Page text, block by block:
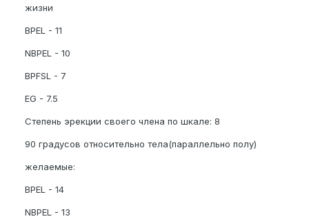
жизни
BPEL - 11
NBPEL - 10
BPFSL - 7
EG - 7.5
Степень эрекции своего члена по шкале: 8
90 градусов относительно тела(параллельно полу)
желаемые:
BPEL - 14
NBPEL - 13